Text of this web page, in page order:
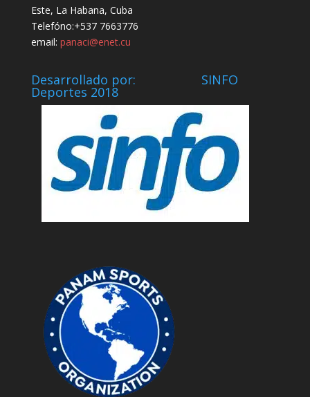
Este, La Habana, Cuba
Telefóno:+537 7663776
email: panaci@enet.cu
Desarrollado por: SINFO
Deportes 2018